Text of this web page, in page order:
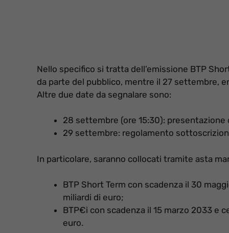
Nello specifico si tratta dell’emissione BTP
da parte del pubblico, mentre il 27 settembre,
Altre due date da segnalare sono:
28 settembre (ore 15:30):
29 settembre: regolamento
In particolare, saranno collocati tramite asta
BTP Short Term con scadenza il 30
miliardi di euro;
BTP€i con scadenza il 15 marzo 2033 e
euro.